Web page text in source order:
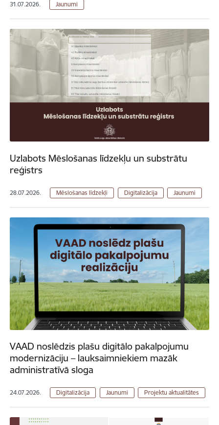
31.07.2026. Jaunumi
Uzlabots Mēslošanas līdzekļu un substrātu
reģistrs
28.07.2026. Mēslošanas līdzekļi Digitalizācija Jaunumi
VAAD noslēdzis plašu digitālo pakalpojumu
modernizāciju – lauksaimniekiem mazāk
administratīvā sloga
24.07.2026. Digitalizācija Jaunumi Projektu aktualitātes